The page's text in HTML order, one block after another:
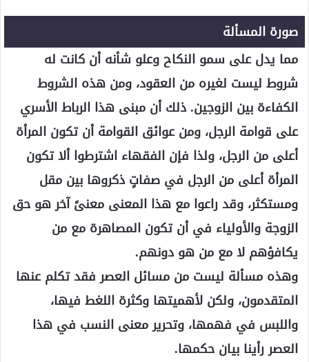
صورة المسألة
مما يدل على سمو النكاح وعلو شأنه أن كانت له
شروط ليست لغيره من العقود، ومن هذه الشروط
الكفاءة بين الزوجين. ذلك أن مبنى هذا الرباط الأسري
على قوامة الرجل، ومن عوائق القوامة أن تكون المرأة
أعلى من الرجل، ولذا فإن الفقهاء اشترطوا ألا تكون
المرأة أعلى من الرجل في صفاتٍ ذكروها بين مقل
ومستكثر، وقد راعوا مع هذا المعنى معنىً آخر هو حق
الزوجة والأولياء في أن تكون المصاهرة مع من
يكافؤهم لا مع من هو دونهم.
وهذه مسألة ليست من مسائل العصر فقد تكلم عنها
المتقدمون، ولكن لأهميتها وكثرة اللغط فيها،
واللبس في فهمها، وتحرير معنى النسب في هذا
العصر رأينا بيان حكمها.